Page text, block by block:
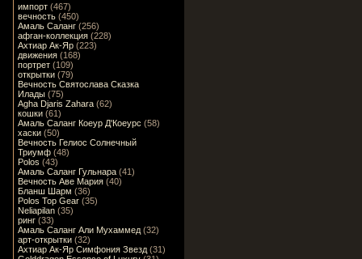
импорт (467)
вечность (450)
Амаль Саланг (256)
афган-коллекция (228)
Ахтиар Ак-Яр (223)
движения (168)
портрет (109)
открытки (79)
Вечность Святослава Сказка
Илады (75)
Agha Djaris Zahara (62)
кошки (61)
Амаль Саланг Коеур Д'Коеурс (58)
хаски (50)
Вечность Гелиос Солнечный
Триумф (48)
Polos (43)
Амаль Саланг Гульнара (41)
Вечность Аве Мария (40)
Бланш Шарм (36)
Polos Top Gear (35)
Neliapilan (35)
ринг (33)
Амаль Саланг Али Мухаммед (32)
арт-открытки (32)
Ахтиар Ак-Яр Симфония Звезд (31)